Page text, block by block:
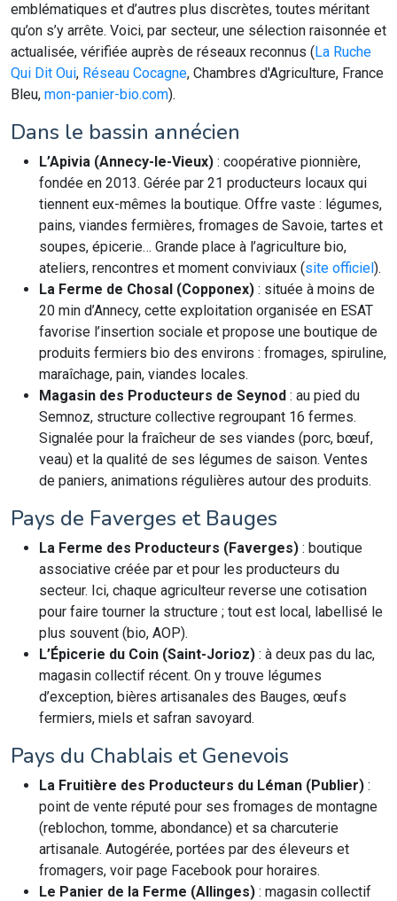
emblématiques et d’autres plus discrètes, toutes méritant
qu’on s’y arrête. Voici, par secteur, une sélection raisonnée et
actualisée, vérifiée auprès de réseaux reconnus (La Ruche
Qui Dit Oui, Réseau Cocagne, Chambres d'Agriculture, France
Bleu, mon-panier-bio.com).
Dans le bassin annécien
L’Apivia (Annecy-le-Vieux) : coopérative pionnière,
fondée en 2013. Gérée par 21 producteurs locaux qui
tiennent eux-mêmes la boutique. Offre vaste : légumes,
pains, viandes fermières, fromages de Savoie, tartes et
soupes, épicerie… Grande place à l’agriculture bio,
ateliers, rencontres et moment conviviaux (site officiel).
La Ferme de Chosal (Copponex) : située à moins de
20 min d’Annecy, cette exploitation organisée en ESAT
favorise l’insertion sociale et propose une boutique de
produits fermiers bio des environs : fromages, spiruline,
maraîchage, pain, viandes locales.
Magasin des Producteurs de Seynod : au pied du
Semnoz, structure collective regroupant 16 fermes.
Signalée pour la fraîcheur de ses viandes (porc, bœuf,
veau) et la qualité de ses légumes de saison. Ventes
de paniers, animations régulières autour des produits.
Pays de Faverges et Bauges
La Ferme des Producteurs (Faverges) : boutique
associative créée par et pour les producteurs du
secteur. Ici, chaque agriculteur reverse une cotisation
pour faire tourner la structure ; tout est local, labellisé le
plus souvent (bio, AOP).
L’Épicerie du Coin (Saint-Jorioz) : à deux pas du lac,
magasin collectif récent. On y trouve légumes
d’exception, bières artisanales des Bauges, œufs
fermiers, miels et safran savoyard.
Pays du Chablais et Genevois
La Fruitière des Producteurs du Léman (Publier) :
point de vente réputé pour ses fromages de montagne
(reblochon, tomme, abondance) et sa charcuterie
artisanale. Autogérée, portées par des éleveurs et
fromagers, voir page Facebook pour horaires.
Le Panier de la Ferme (Allinges) : magasin collectif